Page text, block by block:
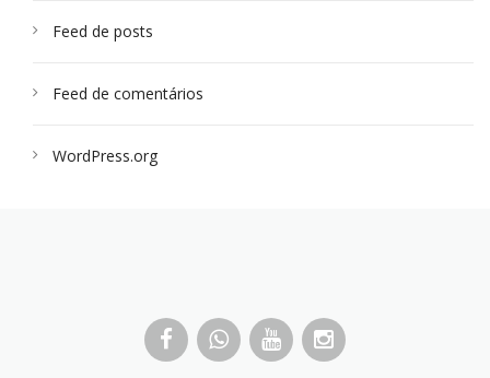
Feed de posts
Feed de comentários
WordPress.org